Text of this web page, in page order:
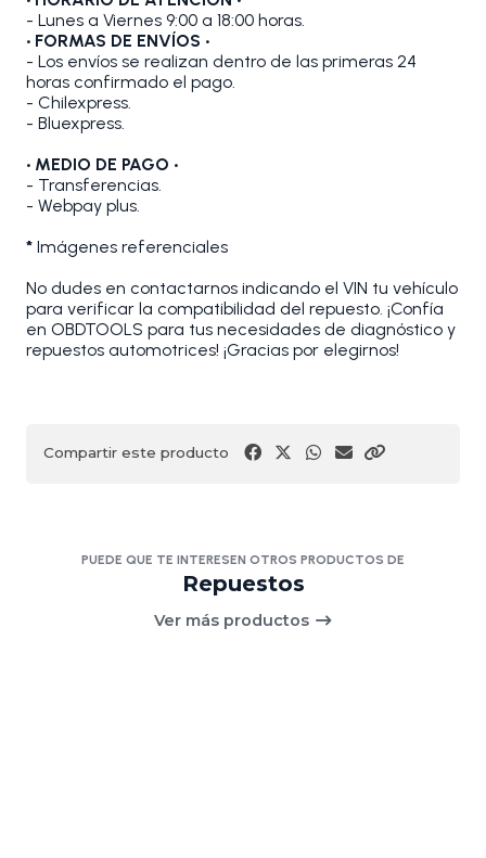
- Lunes a Viernes 9:00 a 18:00 horas.
• FORMAS DE ENVÍOS •
- Los envíos se realizan dentro de las primeras 24
horas confirmado el pago.
- Chilexpress.
- Bluexpress.
• MEDIO DE PAGO •
- Transferencias.
- Webpay plus.
* Imágenes referenciales
No dudes en contactarnos indicando el VIN tu vehículo
para verificar la compatibilidad del repuesto. ¡Confía
en OBDTOOLS para tus necesidades de diagnóstico y
repuestos automotrices! ¡Gracias por elegirnos!
Compartir este producto
PUEDE QUE TE INTERESEN OTROS PRODUCTOS DE
Repuestos
Ver más productos